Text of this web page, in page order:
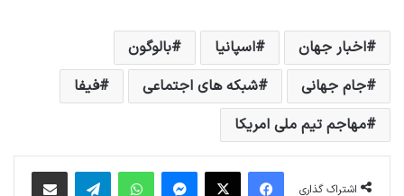
اخبار جهان اسپانیا
بالوگون
جام جهانی
شبکه های اجتماعی
فیفا
مهاجم تیم ملی امریکا
اشتراک گذاری
فیس بوک X پیام رسان واتس آپ تلگرام اشتراک گذاری از طریق ایمیل